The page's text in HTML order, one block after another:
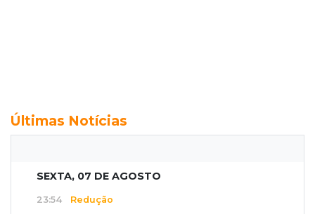
Últimas Notícias
SEXTA, 07 DE AGOSTO
23:54 Redução